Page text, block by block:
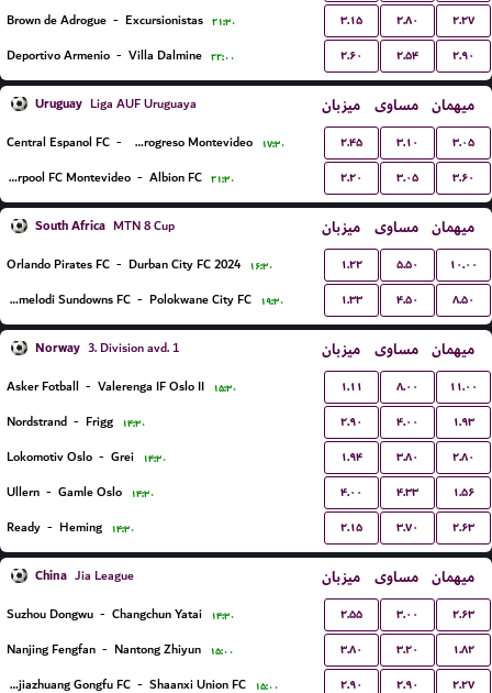
Brown de Adrogue - Excursionistas ۲۱:۳۰ ۳.۱۵ ۲.۸۰ ۲.۲۷
Deportivo Armenio - Villa Dalmine ۲۲:۰۰ ۲.۶۰ ۲.۵۴ ۲.۹۰
Uruguay Liga AUF Uruguaya میزبان مساوی میهمان
Central Espanol FC - CA Progreso Montevideo ۱۷:۳۰ ۲.۴۵ ۳.۱۰ ۳.۰۵
Liverpool FC Montevideo - Albion FC ۲۱:۳۰ ۲.۲۰ ۳.۰۵ ۳.۶۰
South Africa MTN 8 Cup میزبان مساوی میهمان
Orlando Pirates FC - Durban City FC 2024 ۱۶:۳۰ ۱.۲۲ ۵.۵۰ ۱۰.۰۰
Mamelodi Sundowns FC - Polokwane City FC ۱۹:۳۰ ۱.۳۳ ۴.۵۰ ۸.۵۰
Norway 3. Division avd. 1 میزبان مساوی میهمان
Asker Fotball - Valerenga IF Oslo II ۱۵:۳۰ ۱.۱۱ ۸.۰۰ ۱۱.۰۰
Nordstrand - Frigg ۱۴:۳۰ ۲.۹۰ ۴.۰۰ ۱.۹۳
Lokomotiv Oslo - Grei ۱۴:۳۰ ۱.۹۴ ۳.۸۰ ۲.۸۰
Ullern - Gamle Oslo ۱۴:۳۰ ۴.۰۰ ۴.۳۳ ۱.۵۶
Ready - Heming ۱۴:۳۰ ۲.۱۵ ۳.۷۰ ۲.۶۳
China Jia League میزبان مساوی میهمان
Suzhou Dongwu - Changchun Yatai ۱۴:۳۰ ۲.۵۵ ۳.۰۰ ۲.۶۳
Nanjing Fengfan - Nantong Zhiyun ۱۵:۰۰ ۳.۸۰ ۳.۲۰ ۱.۸۲
Shijiazhuang Gongfu FC - Shaanxi Union FC ۱۵:۰۰ ۲.۹۰ ۲.۹۰ ۲.۲۷